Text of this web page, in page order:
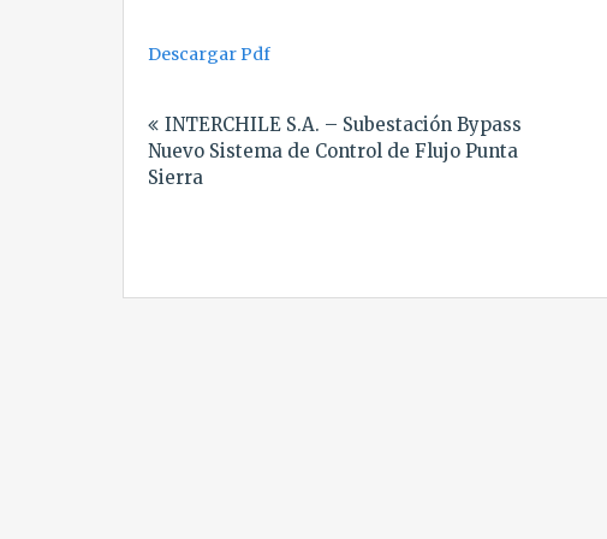
Descargar Pdf
de
entradas
INTERCHILE S.A. – Subestación Bypass
Nuevo Sistema de Control de Flujo Punta
Sierra